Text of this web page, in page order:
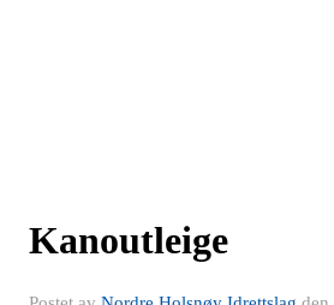
Kanoutleige